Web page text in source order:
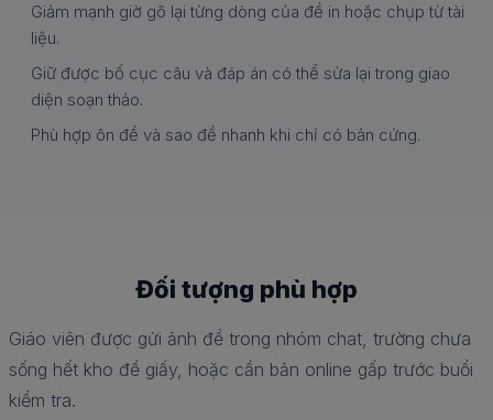
Giảm mạnh giờ gõ lại từng dòng của đề in hoặc chụp từ tài
liệu.
Giữ được bố cục câu và đáp án có thể sửa lại trong giao
diện soạn thảo.
Phù hợp ôn đề và sao đề nhanh khi chỉ có bản cứng.
Đối tượng phù hợp
Giáo viên được gửi ảnh đề trong nhóm chat, trường chưa
sống hết kho đề giấy, hoặc cần bản online gấp trước buổi
kiểm tra.